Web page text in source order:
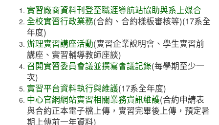
實習廠商資料刊登至職涯導航站協助與系上媒合
全校實習行政業務(合約、合約樣板審核等)(17系全
年度)
辦理實習講座活動(實習企業說明會、學生實習前
講座、實習輔導教師座談)
召開實習委員會議並撰寫會議記錄(每學期至少一
次)
實習平台資料執行與維護(17系全年度)
中心官網網站實習相關業務資訊維護(合約申請表
與合約正本電子檔上傳，實習完畢後上傳，預定暑
期上傳前一年資料)